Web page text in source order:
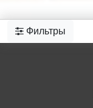
Фильтры